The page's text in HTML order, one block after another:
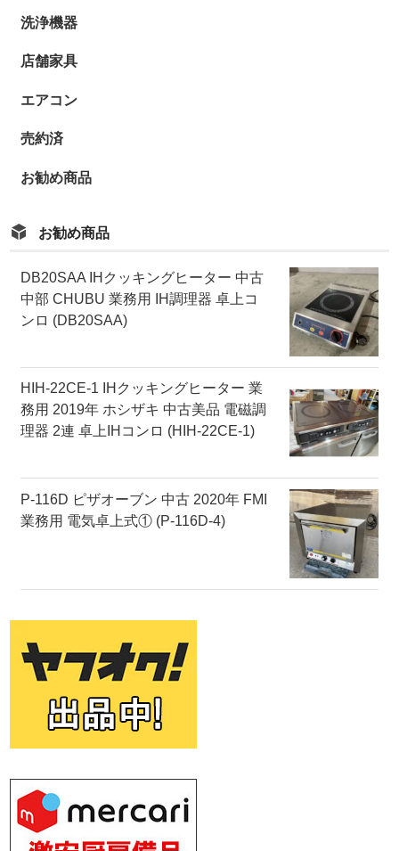
洗浄機器
店舗家具
エアコン
売約済
お勧め商品
お勧め商品
DB20SAA IHクッキングヒーター 中古
中部 CHUBU 業務用 IH調理器 卓上コ
ンロ (DB20SAA)
HIH-22CE-1 IHクッキングヒーター 業
務用 2019年 ホシザキ 中古美品 電磁調
理器 2連 卓上IHコンロ (HIH-22CE-1)
P-116D ピザオーブン 中古 2020年 FMI
業務用 電気卓上式① (P-116D-4)